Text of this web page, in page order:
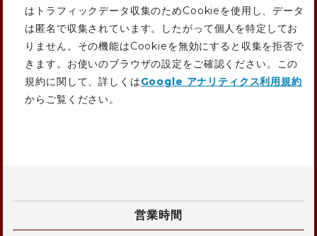
はトラフィックデータ収集のためCookieを使用し、データ
は匿名で収集されています。したがって個人を特定してお
りません。その機能はCookieを無効にすると収集を拒否で
きます。お使いのブラウザの設定をご確認ください。この
規約に関して、詳しくはGoogle アナリティクス利用規約
からご覧ください。
営業時間